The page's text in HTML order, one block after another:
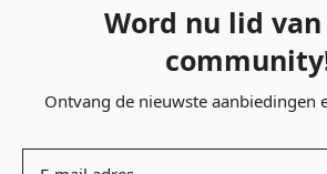
Word nu lid van
Ontvang de nieuwste aanbiedingen